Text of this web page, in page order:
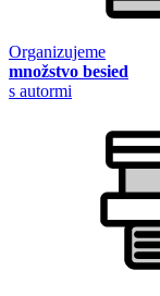
Organizujeme
množstvo besied
s autormi